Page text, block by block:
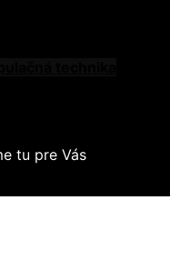
tu pre Vás